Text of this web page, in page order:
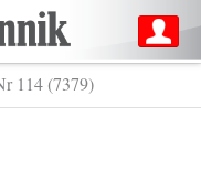
114 (7379)